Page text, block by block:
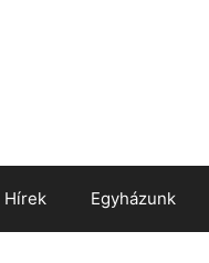
Hírek Egyházunk